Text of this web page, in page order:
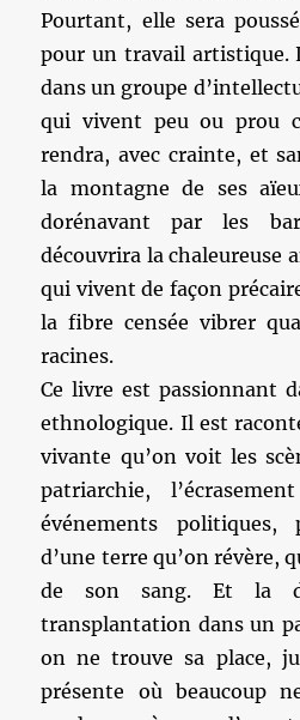
Pourtant, elle sera
pour un travail artistique.
dans un groupe
qui vivent peu ou prou
rendra, avec crainte, et
la montagne de ses
dorénavant par les
découvrira la chaleureuse
qui vivent de façon
la fibre censée vibrer
racines.
Ce livre est passionnant
ethnologique. Il est
vivante qu’on voit les
patriarchie,
événements politiques,
d’une terre qu’on révère,
de son sang. Et la
transplantation dans un
on ne trouve sa place,
présente où beaucoup